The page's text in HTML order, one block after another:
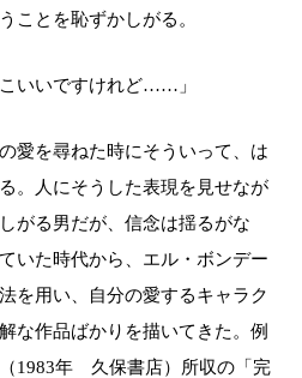
ことを恥ずかしがる。
いいですけれど……」
愛を尋ねた時にそういって、は
。人にそうした表現を見せなが
がる男だが、信念は揺るがな
いた時代から、エル・ボンデー
を用い、自分の愛するキャラク
な作品ばかりを描いてきた。例
1983年 久保書店）所収の「完